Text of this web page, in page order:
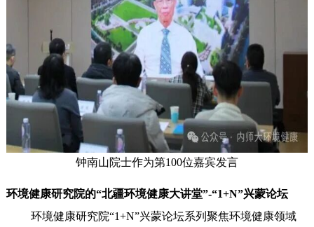
钟南山院士作为第100位嘉宾发言
环境健康研究院的“北疆环境健康大讲堂”-“1+N”兴蒙论坛
环境健康研究院“1+N”兴蒙论坛系列聚焦环境健康领域